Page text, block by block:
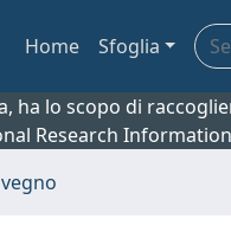
Home Sfoglia
ha lo scopo di
Research